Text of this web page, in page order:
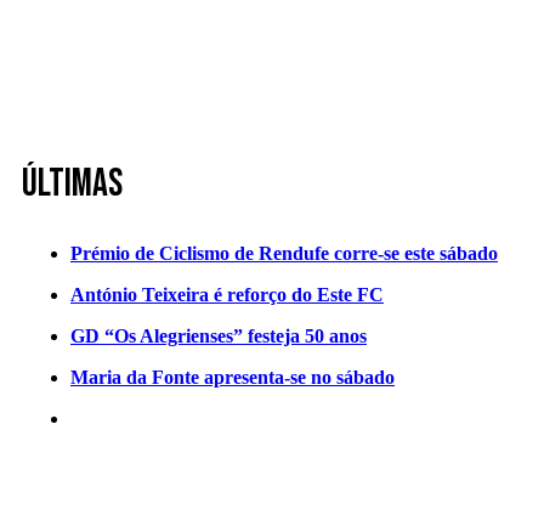
Últimas
Prémio de Ciclismo de Rendufe corre-se este sábado
António Teixeira é reforço do Este FC
GD “Os Alegrienses” festeja 50 anos
Maria da Fonte apresenta-se no sábado